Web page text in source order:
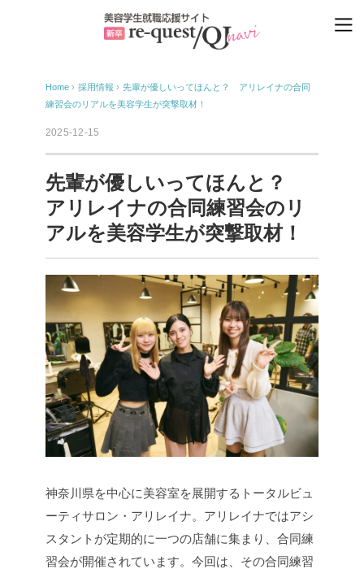
Home › 採用情報 › 先輩が優しいってほんと？ アリレイナの合同
練習会のリアルを美容学生が突撃取材！
2025-12-15
先輩が優しいってほんと？
アリレイナの合同練習会のリ
アルを美容学生が突撃取材！
神奈川県を中心に美容室を展開するトータルビュ
ーティサロン・アリレイナ。アリレイナではアシ
スタントが定期的に一つの店舗に集まり、合同練
習会が開催されています。今回は、その合同練習